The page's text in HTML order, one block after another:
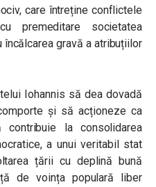
care întreține conflictele
premeditare societatea
gravă a atribuțiilor
Iohannis să dea dovadă
și să acționeze ca
la consolidarea
a unui veritabil stat
țării cu deplină bună
de voința populară liber